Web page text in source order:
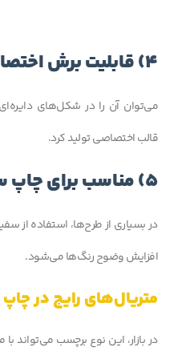
4) قابلیت برش اختصاصی
می‌توان آن را در شکل‌های
قالب اختصاصی تولید کرد.
5) مناسب برای چاپ سفید
در بسیاری از طرح‌ها، استفاده از
افزایش وضوح رنگ‌ها می‌شود.
متریال‌های رایج در
در بازار، این نوع برچسب می‌تواند